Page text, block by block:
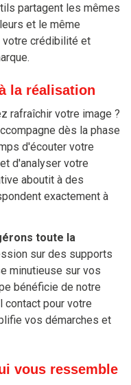
partagent les mêmes
et le même
votre crédibilité et
la réalisation
rafraîchir votre image ?
dès la phase
d'écouter votre
d'analyser votre
aboutit à des
exactement à
toute la
sur des supports
minutieuse sur vos
bénéficie de notre
contact pour votre
vos démarches et
vous ressemble